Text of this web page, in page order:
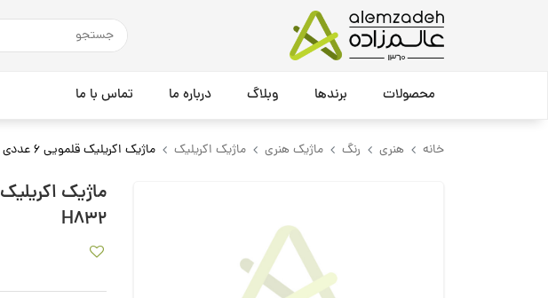
محصولات برندها وبلاگ درباره ما تماس با ما
خانه هنری رنگ ماژیک هنری ماژیک اکریلیک ماژیک اکریلیک قلمویی 6 عددی جعبه طلقی CHOSCH H832
H832